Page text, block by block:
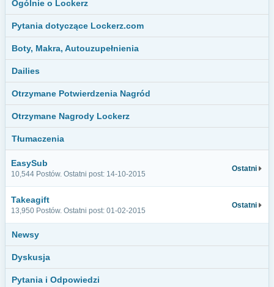
Ogólnie o Lockerz
Pytania dotyczące Lockerz.com
Boty, Makra, Autouzupełnienia
Dailies
Otrzymane Potwierdzenia Nagród
Otrzymane Nagrody Lockerz
Tłumaczenia
EasySub
10,544 Postów. Ostatni post: 14-10-2015
Ostatni
Takeagift
13,950 Postów. Ostatni post: 01-02-2015
Ostatni
Newsy
Dyskusja
Pytania i Odpowiedzi